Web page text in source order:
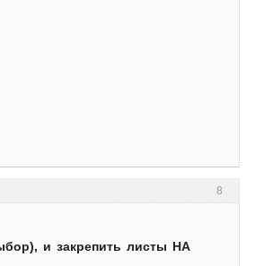
8
и закрепить листы НА